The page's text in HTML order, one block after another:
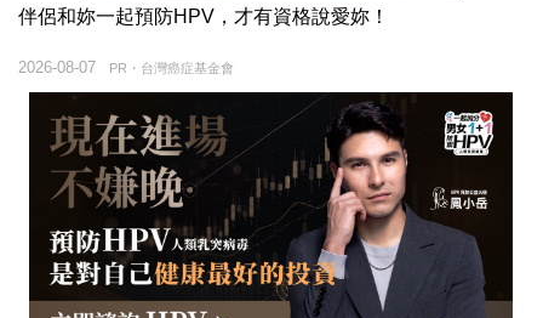
伴侶和妳一起預防HPV，才有資格說愛妳！
PR・台灣癌症基金會
2026-08-07